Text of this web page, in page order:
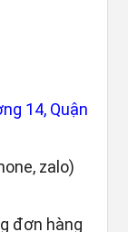
14, Quận
zalo)
đơn hàng